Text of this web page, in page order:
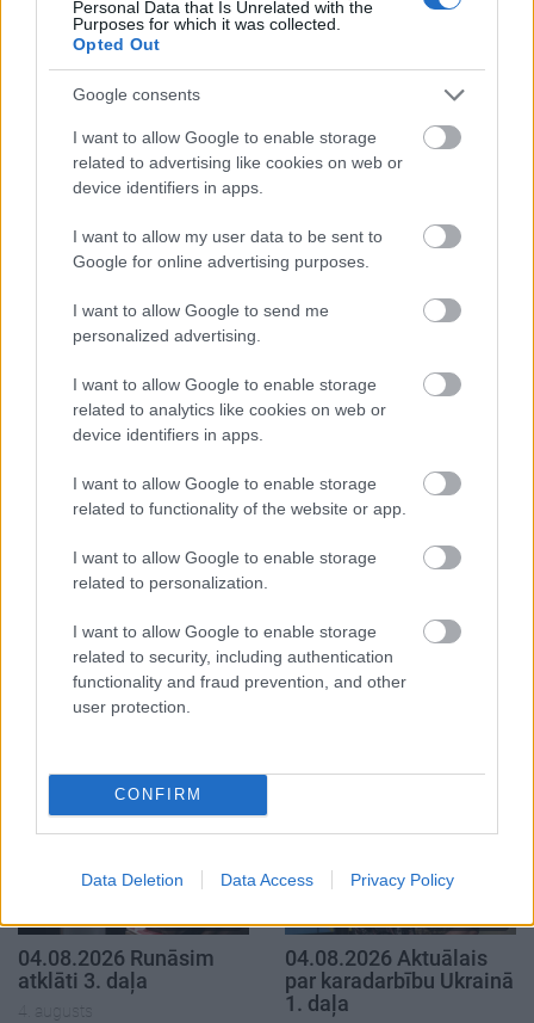
Personal Data that Is Unrelated with the
Purposes for which it was collected.
Opted Out
Google consents
I want to allow Google to enable storage
related to advertising like cookies on web or
device identifiers in apps.
I want to allow my user data to be sent to
Google for online advertising purposes.
I want to allow Google to send me
personalized advertising.
I want to allow Google to enable storage
related to analytics like cookies on web or
device identifiers in apps.
I want to allow Google to enable storage
related to functionality of the website or app.
I want to allow Google to enable storage
related to personalization.
I want to allow Google to enable storage
related to security, including authentication
functionality and fraud prevention, and other
user protection.
CONFIRM
Data Deletion Data Access Privacy Policy
Elīna Treija: Politiķi
skatās īstermiņā uz
nākošo vēlēšanu
termiņu
2025. gada 19. janvāris
Populārākie video
00:19:37
04.08.2026 Runāsim
04.08.2026 Runāsim
atklāti 3. daļa
4. augusts
04.08.2026 Aktuālais
par karadarbību Ukrainā
1. daļa